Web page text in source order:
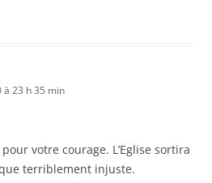
à 23 h 35 min
votre courage. L’Eglise sortira
terriblement injuste.